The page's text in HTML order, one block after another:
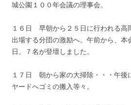
城公園１００年会議の理事会。
１６日 早朝から２５日に行われる高
出場する分団の激励へ。午前から、本
日。７名が登壇しました。
１７日 朝から家の大掃除・・・午後
ヤードへゴミの搬入等々。